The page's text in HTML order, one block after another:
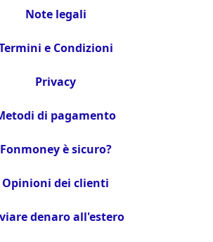
Note legali
e Condizioni
Privacy
di pagamento
Fonmoney è sicuro?
Opinioni dei clienti
denaro all'estero